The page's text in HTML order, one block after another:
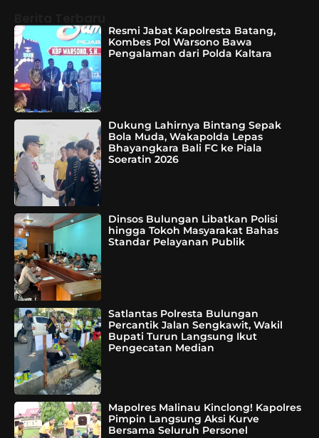
Resmi Jabat Kapolresta Batang,
Kombes Pol Warsono Bawa
Pengalaman dari Polda Kaltara
Dukung Lahirnya Bintang Sepak
Bola Muda, Wakapolda Lepas
Bhayangkara Bali FC ke Piala
Soeratin 2026
Dinsos Bulungan Libatkan Polisi
hingga Tokoh Masyarakat Bahas
Standar Pelayanan Publik
Satlantas Polresta Bulungan
Percantik Jalan Sengkawit, Wakil
Bupati Turun Langsung Ikut
Pengecatan Median
Mapolres Malinau Kinclong! Kapolres
Pimpin Langsung Aksi Kurve
Bersama Seluruh Personel